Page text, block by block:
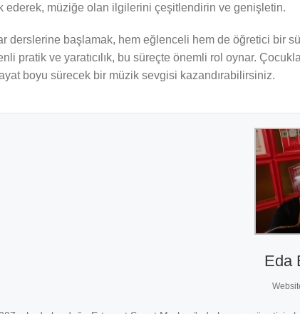
ederek, müziğe olan ilgilerini çeşitlendirin ve genişletin.
derslerine başlamak, hem eğlenceli hem de öğretici bir
pratik ve yaratıcılık, bu süreçte önemli rol oynar.
boyu sürecek bir müzik sevgisi kazandırabilirsiniz.
Eda